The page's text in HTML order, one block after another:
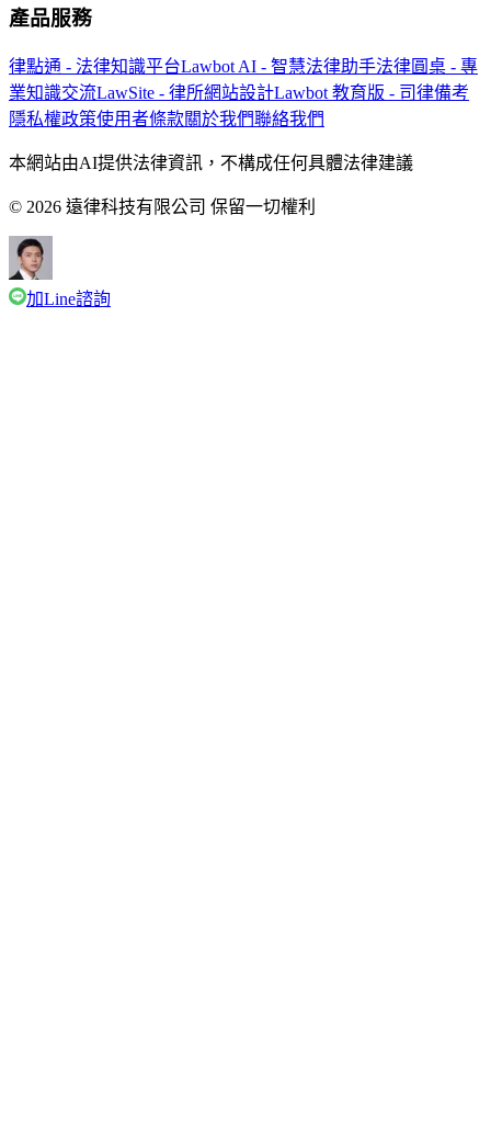
產品服務
律點通 - 法律知識平台Lawbot AI - 智慧法律助手法律圓桌 - 專
業知識交流LawSite - 律所網站設計Lawbot 教育版 - 司律備考
隱私權政策使用者條款關於我們聯絡我們
本網站由AI提供法律資訊，不構成任何具體法律建議
© 2026 遠律科技有限公司 保留一切權利
加Line諮詢